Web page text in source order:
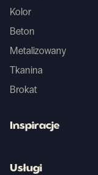
Kolor
Beton
Metalizowany
Tkanina
Brokat
Inspiracje
Usługi